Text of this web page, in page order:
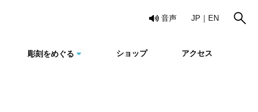
音声読み上げ
JP EN
彫刻をめぐる ショップ アクセス